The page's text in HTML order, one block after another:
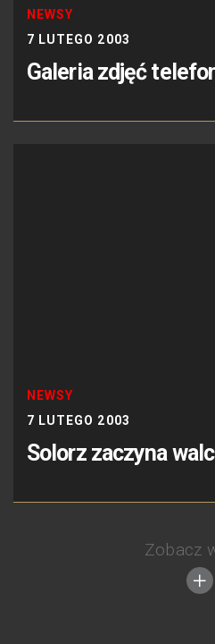
NEWSY
7 LUTEGO 2003
Galeria zdjęć
NEWSY
7 LUTEGO 2003
Solorz zaczyna
Zobacz